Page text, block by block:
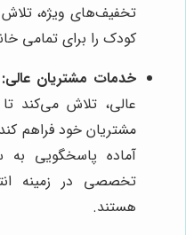
تخفیف‌های ویژه، تلاش
کودک را برای تمامی
خدمات مشتریان عالی:
عالی، تلاش می‌کند
مشتریان خود فراهم
آماده پاسخگویی به
تخصصی در زمینه
هستند.